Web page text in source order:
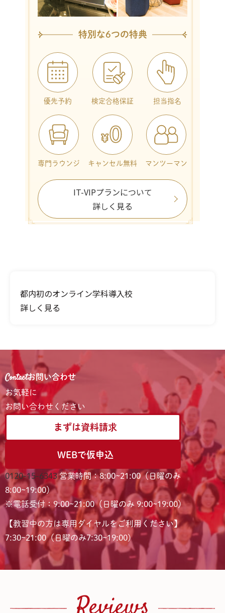
特別な6つの特典
優先予約 検定合格保証 担当指名
専門ラウンジ キャンセル無料 マンツーマン
IT-VIPプランについて
詳しく見る
都内初のオンライン学科導入校
詳しく見る
Contactお問い合わせ
お気軽に
お問い合わせください
まずは資料請求
WEBで仮申込
0120-15-6343 営業時間：8:00~21:00（日曜のみ
8:00~19:00）
※電話受付：9:00~21:00（日曜のみ 9:00~19:00）
【教習中の方は専用ダイヤルをご利用ください】
7:30~21:00（日曜のみ7:30~19:00)